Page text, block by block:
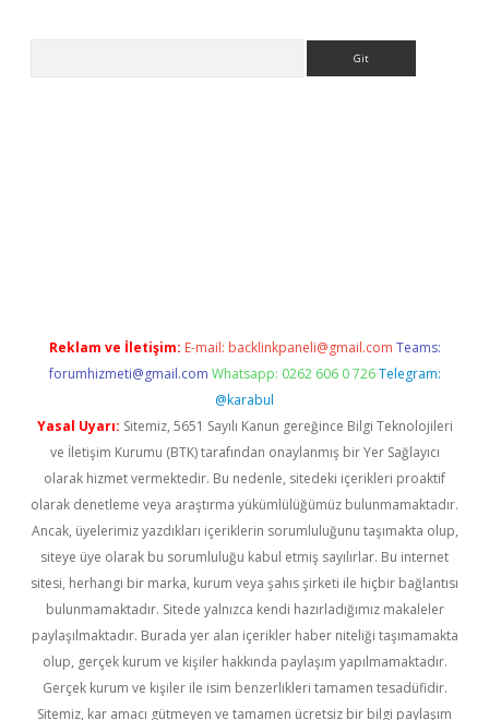
Reklam ve İletişim: E-mail: backlinkpaneli@gmail.com Teams:
forumhizmeti@gmail.com Whatsapp: 0262 606 0 726 Telegram:
@karabul
Yasal Uyarı: Sitemiz, 5651 Sayılı Kanun gereğince Bilgi Teknolojileri
ve İletişim Kurumu (BTK) tarafından onaylanmış bir Yer Sağlayıcı
olarak hizmet vermektedir. Bu nedenle, sitedeki içerikleri proaktif
olarak denetleme veya araştırma yükümlülüğümüz bulunmamaktadır.
Ancak, üyelerimiz yazdıkları içeriklerin sorumluluğunu taşımakta olup,
siteye üye olarak bu sorumluluğu kabul etmiş sayılırlar. Bu internet
sitesi, herhangi bir marka, kurum veya şahıs şirketi ile hiçbir bağlantısı
bulunmamaktadır. Sitede yalnızca kendi hazırladığımız makaleler
paylaşılmaktadır. Burada yer alan içerikler haber niteliği taşımamakta
olup, gerçek kurum ve kişiler hakkında paylaşım yapılmamaktadır.
Gerçek kurum ve kişiler ile isim benzerlikleri tamamen tesadüfidir.
Sitemiz, kar amacı gütmeyen ve tamamen ücretsiz bir bilgi paylaşım